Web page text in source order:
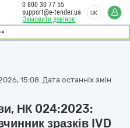
Замовити дзвінок
0 800 30 77 55
support@e-tender.ua
UK
15:08. Дата останніх змін
НК 024:2023:
зразків IVD